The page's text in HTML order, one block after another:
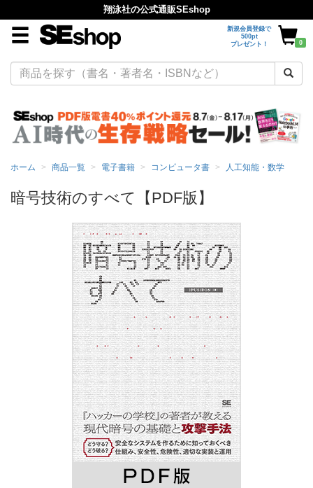
翔泳社の公式通販SEshop
新規会員登録で
500pt
プレゼント！
0
ホーム 商品一覧 電子書籍 コンピュータ書 人工知能・数学
暗号技術のすべて【PDF版】